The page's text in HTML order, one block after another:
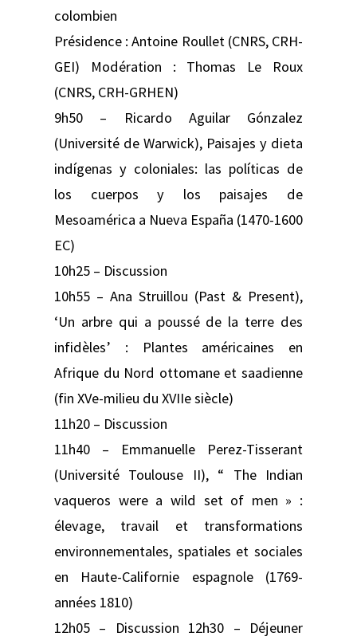
colombien
Présidence : Antoine Roullet (CNRS, CRH-
GEI) Modération : Thomas Le Roux
(CNRS, CRH-GRHEN)
9h50 – Ricardo Aguilar Gónzalez
(Université de Warwick), Paisajes y dieta
indígenas y coloniales: las políticas de
los cuerpos y los paisajes de
Mesoamérica a Nueva España (1470-1600
EC)
10h25 – Discussion
10h55 – Ana Struillou (Past & Present),
‘Un arbre qui a poussé de la terre des
infidèles’ : Plantes américaines en
Afrique du Nord ottomane et saadienne
(fin XVe-milieu du XVIIe siècle)
11h20 – Discussion
11h40 – Emmanuelle Perez-Tisserant
(Université Toulouse II), “ The Indian
vaqueros were a wild set of men » :
élevage, travail et transformations
environnementales, spatiales et sociales
en Haute-Californie espagnole (1769-
années 1810)
12h05 – Discussion 12h30 – Déjeuner